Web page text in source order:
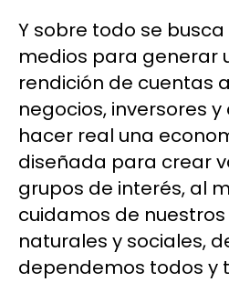
Y sobre todo se
medios para generar
rendición de cuentas
negocios, inversores
hacer real una
diseñada para crear
grupos de interés, al
cuidamos de
naturales y sociales,
dependemos todos y